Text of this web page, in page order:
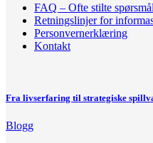
FAQ – Ofte stilte spørsmål
Retningslinjer for
Personvernerklæring
Kontakt
Fra livserfaring til strategiske
Blogg